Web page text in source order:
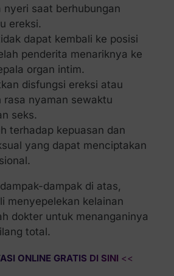
nyeri saat berhubungan
ereksi.
dapat kembali ke posisi
penderita menariknya ke
organ intim.
disfungsi ereksi atau
rasa nyaman sewaktu
seks.
terhadap kepuasan dan
yang dapat menciptakan
dampak di atas,
menyepelekan kelainan
dokter untuk menanganinya
total.
ONLINE GRATIS DI SINI <<